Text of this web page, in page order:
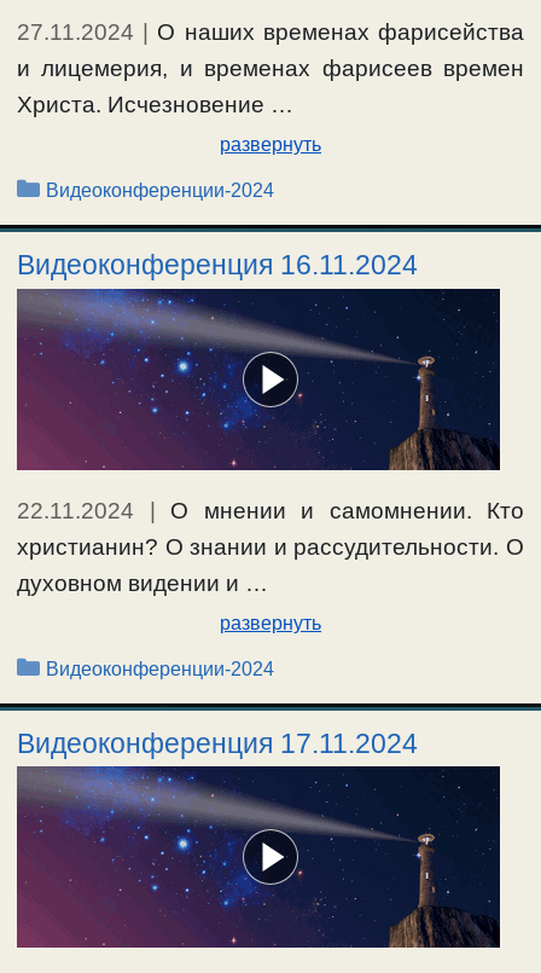
27.11.2024
О наших временах фарисейства
и лицемерия, и временах фарисеев времен
Христа. Исчезновение …
развернуть
Рубрики
Видеоконференции-2024
Видеоконференция 16.11.2024
22.11.2024 | О мнении и самомнении. Кто
христианин? О знании и рассудительности. О
духовном видении и …
развернуть
Рубрики
Видеоконференции-2024
Видеоконференция 17.11.2024